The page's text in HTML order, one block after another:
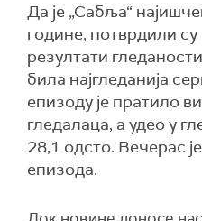
Да је „Сабља“
године, потврдили
резултати
била најгледанија
епизоду је пратило
гледалаца, а удео у
28,1 одсто. Вечерас
епизода.